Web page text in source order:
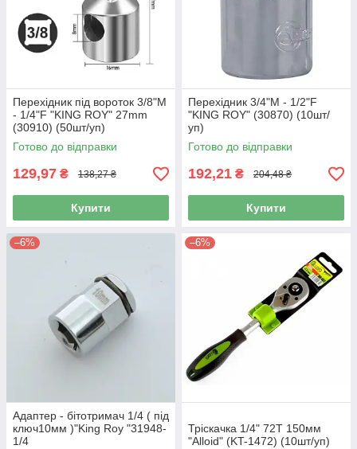
Перехідник під вороток 3/8"M
- 1/4"F "KING ROY" 27mm
(30910) (50шт/уп)
Готово до відправки
129,97 ₴ 138,27 ₴
Купити
Перехідник 3/4"M - 1/2"F
"KING ROY" (30870) (10шт/
уп)
Готово до відправки
192,21 ₴ 204,48 ₴
Купити
–6%
Адаптер - бітотримач 1/4 ( під
ключ10мм )"King Roy "31948-
1/4
–6%
Тріскачка 1/4" 72T 150мм
"Alloid" (KT-1472) (10шт/уп)